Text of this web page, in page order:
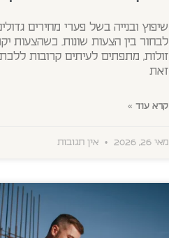
שיפוץ ובנייה בשל פערי מחירים
לבחור בין הצעות שונות. כשהצעות
זולות, מתפתים לעיתים קרובות
זאת
קרא עוד »
מאי 26, 2026 אין תגובות